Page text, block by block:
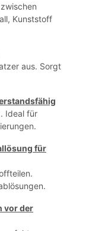
Kunststoff
aus. Sorgt
Ideal für
für
vor der